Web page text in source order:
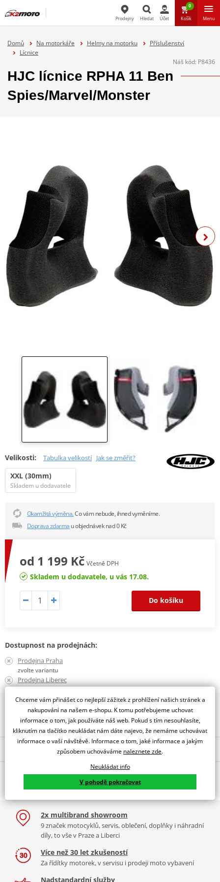
Hledat
Prodejny Hledat Účet
0
Košík Menu
Domů Na motorkáře Helmy na motorku
Příslušenství
Lícnice
Náš kód: P8436
HJC lícnice RPHA 11 Ben
Spies/Marvel/Monster
Velikosti: Tabulka velikostí Jak se změřit?
XXL (30mm)
Skladem u dodavatele
Okamžitá výměna.Co vám nebude, ihned vyměníme.
Doprava zdarma u objednávek nad 0 Kč
od 1 199 Kč Včetně DPH
Skladem u dodavatele, u vás 17.08.
Do košíku
Dostupnost na prodejnách:
Prodejna Praha
zvolte variantu
Prodejna Liberec
zvolte variantu
Obraťte se na specialistu
Popis a parametry
dealer značky HJC
Lícnice k přilbám HJC RPHA 11
Velikosti:
XXS/S/M(40mm)
XS(45mm)
XSA/S (50mm)
O výrobci
Už od roku 1971 se HJC specializuje výhradně na výrobu
motocyklových přileb. Poskytuje nejvyšší kvalitu moto přileb v
Evropě a po celém světě.Moto helmy HJC
kvalitě, bezpečnosti i technologii.
Nejvyšší řadaHJC přilba RPHA 11je vysoce výkonná sportovní /
volnočasová přilba navržená za pomoci Moto GP hvězd Benem
Spiesem, Jorgem Lorenzem, Jonasem Folgerem, Andrea Iannonem
2x multibrand showroom
9 značek motocyklů, servis, oblečení, doplňky i náhradní
díly, to vše v Praze a Liberci
Více než 30 let zkušeností
Za řídítky motorek, v servisu i prodeji moto vybavení
Nadstandardní služby
Chceme vám přinášet co nejlepší zážitek z prohlížení našich stránek a
nakupování na našem e-shopu. K tomu potřebujeme uchovat
informace o tom, jak používáte náš web. Pokud s tím nesouhlasíte,
kliknutím na tlačítko neukládat nám dáte najevo, že nemáme uchovávat
informace o vaší návštěvě. Informace o tom, jaké informace a jakým
způsobem uchováváme naleznete zde.
Neukládat info
V pohodě pokračovat